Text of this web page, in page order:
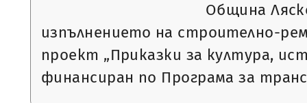
Община
изпълнението на строително-
проект „Приказки за култура,
финансиран по Програма за